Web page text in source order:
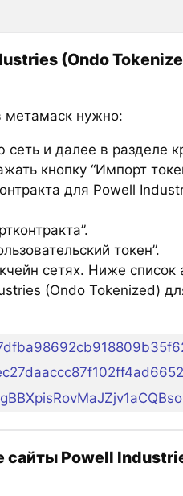
(Ondo
метамаск нужно:
и далее в разделе
кнопку “Импорт
для Powell
токен”.
сетях. Ниже список
(Ondo Tokenized)
сайты Powell